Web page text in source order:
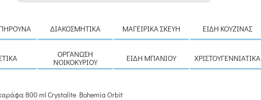
ΔΙΑΚΟΣΜΗΤΙΚΆ ΜΑΓΕΙΡΙΚΆ ΣΚΕΎΗ ΕΊΔΗ ΚΟΥΖΊΝΑΣ
ΟΡΓΆΝΩΣΗ
ΝΟΙΚΟΚΥΡΙΟΎ
ΕΊΔΗ ΜΠΆΝΙΟΥ ΧΡΙΣΤΟΥΓΕΝΝΙΆΤΙΚΑ
800 ml Crystalite Bohemia Orbit